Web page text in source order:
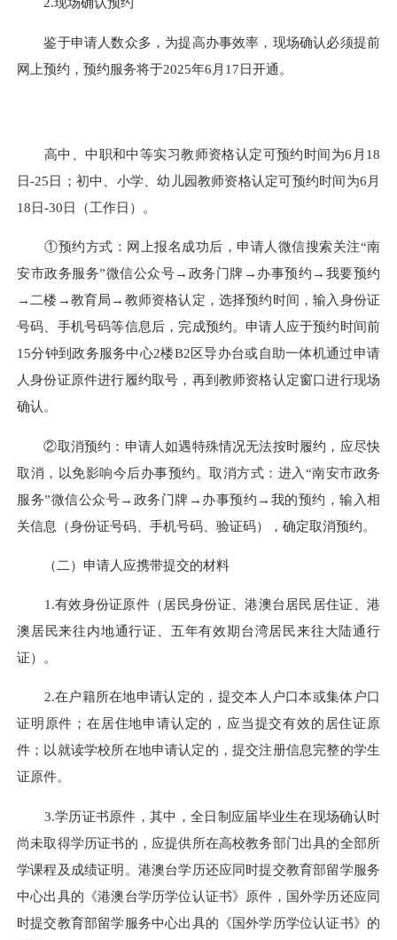
鉴于申请人数众多，为提高办事效率，现场确认必须提前
网上预约，预约服务将于2025年6月17日开通。
高中、中职和中等实习教师资格认定可预约时间为6月18
日-25日；初中、小学、幼儿园教师资格认定可预约时间为6月
18日-30日（工作日）。
①预约方式：网上报名成功后，申请人微信搜索关注“南
安市政务服务”微信公众号→政务门牌→办事预约→我要预约
→二楼→教育局→教师资格认定，选择预约时间，输入身份证
号码、手机号码等信息后，完成预约。申请人应于预约时间前
15分钟到政务服务中心2楼B2区导办台或自助一体机通过申请
人身份证原件进行履约取号，再到教师资格认定窗口进行现场
确认。
②取消预约：申请人如遇特殊情况无法按时履约，应尽快
取消，以免影响今后办事预约。取消方式：进入“南安市政务
服务”微信公众号→政务门牌→办事预约→我的预约，输入相
关信息（身份证号码、手机号码、验证码），确定取消预约。
（二）申请人应携带提交的材料
1.有效身份证原件（居民身份证、港澳台居民居住证、港
澳居民来往内地通行证、五年有效期台湾居民来往大陆通行
证）。
2.在户籍所在地申请认定的，提交本人户口本或集体户口
证明原件；在居住地申请认定的，应当提交有效的 居住证原
件；以就读学校所在地申请认定的，提交注册信息完整的学生
证原件。
3.学历证书原件，其中，全日制应届毕业生在现场确认时
尚未取得学历证书的，应提供所在高校教务部门出具的全部所
学课程及成绩证明。港澳台学历还应同时提交教育部留学服务
中心出具的《港澳台学历学位认证书》原件，国外学历还应同
时提交教育部留学服务中心出具的《国外学历学位认证书》的